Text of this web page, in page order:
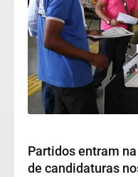
Partidos entram
de candidaturas